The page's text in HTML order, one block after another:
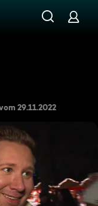
die VIPs vom
29.11.2022